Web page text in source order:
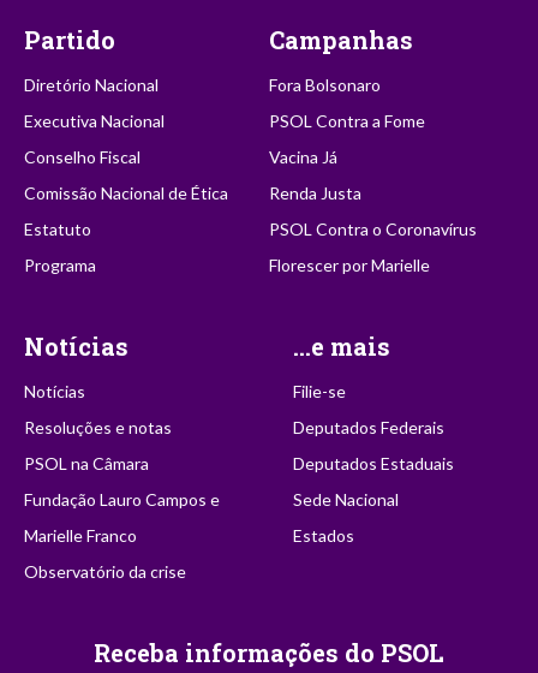
Partido
Diretório Nacional
Executiva Nacional
Conselho Fiscal
Comissão Nacional de Ética
Estatuto
Programa
Campanhas
Fora Bolsonaro
PSOL Contra a Fome
Vacina Já
Renda Justa
PSOL Contra o Coronavírus
Florescer por Marielle
Notícias
Notícias
Resoluções e notas
PSOL na Câmara
Fundação Lauro Campos e
Marielle Franco
Observatório da crise
...e mais
Filie-se
Deputados Federais
Deputados Estaduais
Sede Nacional
Estados
Receba informações do PSOL